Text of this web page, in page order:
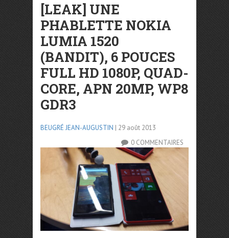
[LEAK] UNE
PHABLETTE NOKIA
LUMIA 1520
(BANDIT), 6 POUCES
FULL HD 1080P, QUAD-
CORE, APN 20MP, WP8
GDR3
BEUGRÉ JEAN-AUGUSTIN | 29 août 2013
0 COMMENTAIRES